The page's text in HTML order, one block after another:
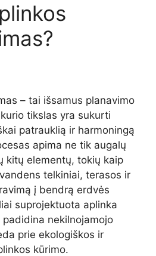
– tai išsamus planavimo
tikslas yra sukurti
patrauklią ir harmoningą
apima ne tik augalų
kitų elementų, tokių kaip
telkiniai, terasos ir
į bendrą erdvės
suprojektuota aplinka
nekilnojamojo
prie ekologiškos ir
kūrimo.